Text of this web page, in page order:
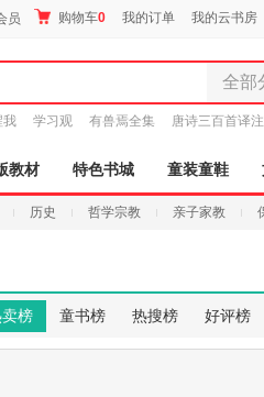
员 购物车0 我的订单 我的云书房
全部
全部分
图书
电子书
音像
玩具
孕婴
我 学习观 有兽焉全集 唐诗三百首译注
教材 特色书城 童装童鞋
历史 哲学宗教 亲子家教
榜 童书榜 热搜榜 好评榜